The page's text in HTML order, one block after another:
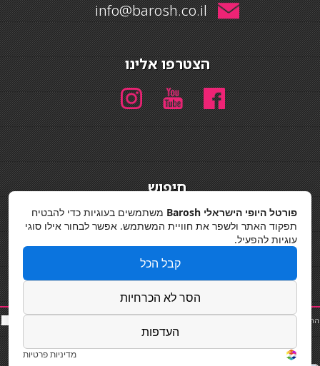
info@barosh.co.il
הצטרפו אלינו
חיפוש
מדיניות פרטיות
החלקות שיער |כ
סאות
פאות|קורס בניית ציפורניים
Designed byBarosh 2020
פורטל היופי הישראלי Barosh
משתמשים בעוגיות כדי להבטיח
תפקוד האתר ולשפר את חוויית המשתמש. אפשר לבחור אילו סוגי
עוגיות להפעיל.
קבל הכל
הסר לא הכרחיות
העדפות
מדיניות פרטיות